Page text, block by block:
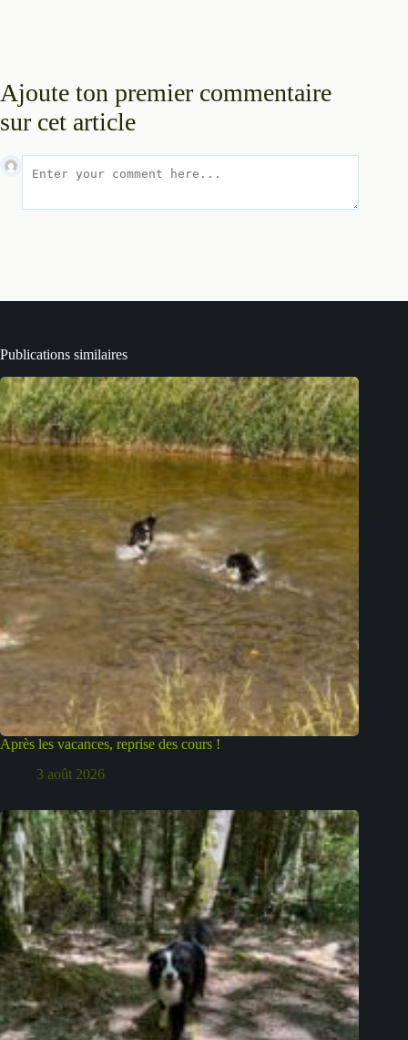
Ajoute ton premier commentaire
sur cet article
Publications similaires
Après les vacances, reprise des cours !
3 août 2026